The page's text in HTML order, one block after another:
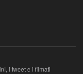
i tweet e i filmati